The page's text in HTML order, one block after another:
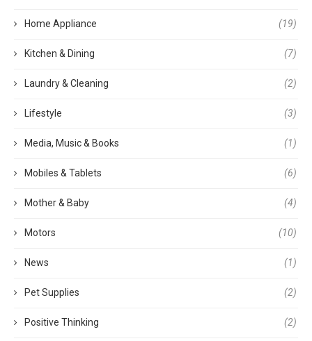
Home Appliance (19)
Kitchen & Dining (7)
Laundry & Cleaning (2)
Lifestyle (3)
Media, Music & Books (1)
Mobiles & Tablets (6)
Mother & Baby (4)
Motors (10)
News (1)
Pet Supplies (2)
Positive Thinking (2)